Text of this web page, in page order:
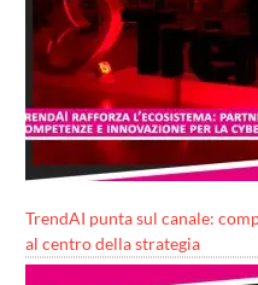
TrendAI punta sul canale:
al centro della strategia